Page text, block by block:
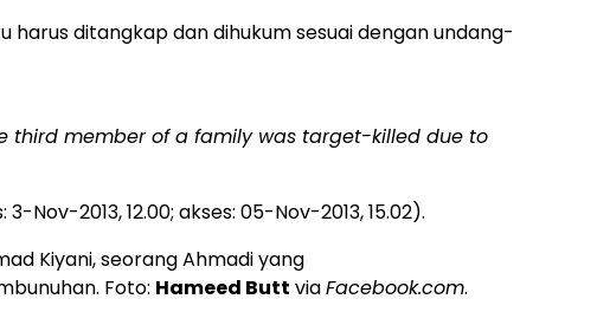
harus ditangkap dan dihukum sesuai dengan undang-
third member of a family was target-killed due to
3-Nov-2013, 12.00; akses: 05-Nov-2013, 15.02).
Kiyani, seorang Ahmadi yang
Foto: Hameed Butt viaFacebook.com.